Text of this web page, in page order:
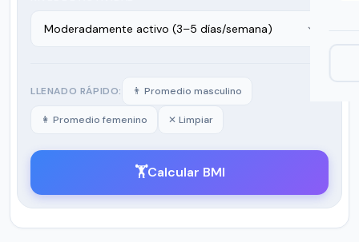
LLENADO RÁPIDO: 👨 Promedio masculino
👩 Promedio femenino ✕ Limpiar
🏋️Calcular BMI